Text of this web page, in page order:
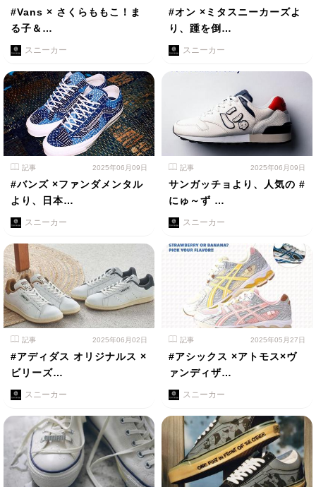
#Vans × さくらももこ！ま
る子＆…
スニーカー
#オン ×ミタスニーカーズよ
り、踵を倒…
スニーカー
記事 2025年06月09日
#バンズ ×ファンダメンタル
より、日本…
スニーカー
記事 2025年06月09日
サンガッチョより、人気の #
にゅ～ず …
スニーカー
記事 2025年06月02日
#アディダス オリジナルス ×
ビリーズ…
スニーカー
記事 2025年05月27日
#アシックス ×アトモス×ヴ
ァンディザ…
スニーカー